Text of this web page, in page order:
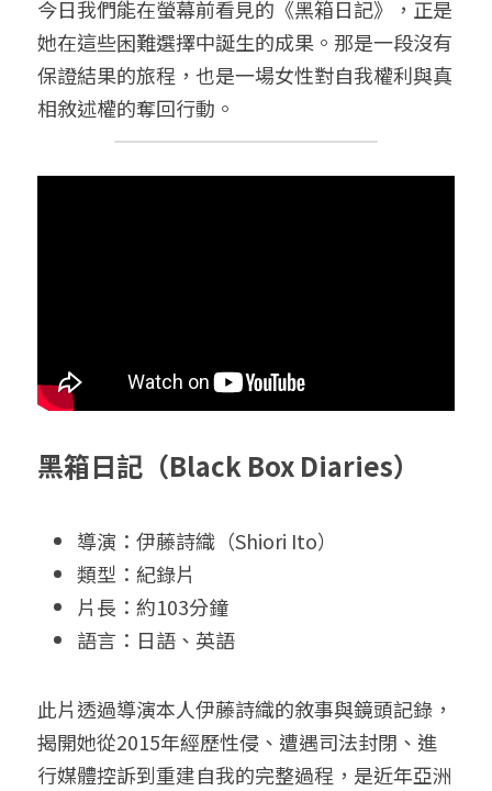
今日我們能在螢幕前看見的《黑箱日記》，正是
她在這些困難選擇中誕生的成果。那是一段沒有
保證結果的旅程，也是一場女性對自我權利與真
相敘述權的奪回行動。
黑箱日記（Black Box Diaries）
導演：伊藤詩織（Shiori Ito）
類型：紀錄片
片長：約103分鐘
語言：日語、英語
此片透過導演本人伊藤詩織的敘事與鏡頭記錄，
揭開她從2015年經歷性侵、遭遇司法封閉、進
行媒體控訴到重建自我的完整過程，是近年亞洲